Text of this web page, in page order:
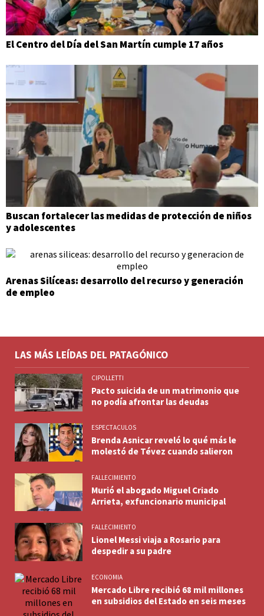
El Centro del Día del San Martín cumple 17 años
Buscan fortalecer las medidas de protección de niños
y adolescentes
Arenas Silíceas: desarrollo del recurso y generación
de empleo
LAS MÁS LEÍDAS DEL PATAGÓNICO
CIPOLLETTI
Pacto suicida de un matrimonio que
no podía afrontar las deudas
ESPECTACULOS
Brenda Asnicar reveló lo qué más le
molestó de Tévez cuando salieron
FALLECIMIENTO
Murió el abogado Miguel Criado
Arrieta, exfuncionario municipal
FALLECIMIENTO
Lionel Messi viaja a Rosario para
despedir a su padre
ECONOMIA
Mercado Libre recibió 68 mil millones
en subsidios del Estado en seis meses